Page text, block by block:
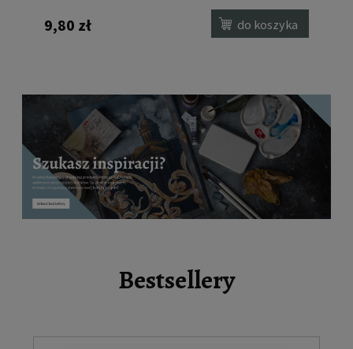
9,80 zł do koszyka
Bestsellery